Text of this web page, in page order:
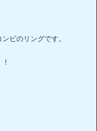
ビのリングです。